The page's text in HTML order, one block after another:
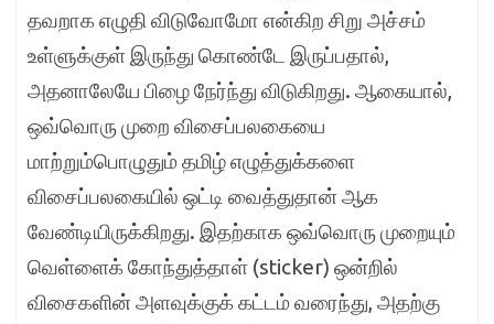
தவறாக எழுதி விடுவோமோ என்கிற சிறு அச்சம்
உள்ளுக்குள் இருந்து கொண்டே இருப்பதால்,
அதனாலேயே பிழை நேர்ந்து விடுகிறது. ஆகையால்,
ஒவ்வொரு முறை விசைப்பலகையை
மாற்றும்பொழுதும் தமிழ் எழுத்துக்களை
விசைப்பலகையில் ஒட்டி வைத்துதான் ஆக
வேண்டியிருக்கிறது. இதற்காக ஒவ்வொரு முறையும்
வெள்ளைக் கோந்துத்தாள் (sticker) ஒன்றில்
விசைகளின் அளவுக்குக் கட்டம் வரைந்து, அதற்கு